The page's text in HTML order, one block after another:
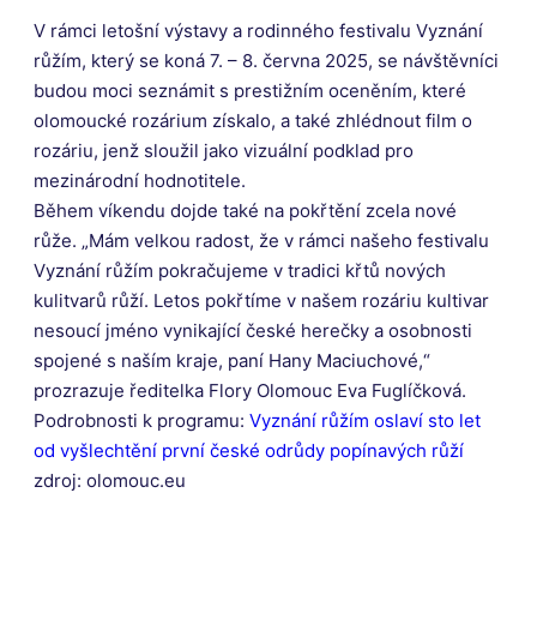
V rámci letošní výstavy a rodinného festivalu Vyznání
růžím, který se koná 7. – 8. června 2025, se návštěvníci
budou moci seznámit s prestižním oceněním, které
olomoucké rozárium získalo, a také zhlédnout film o
rozáriu, jenž sloužil jako vizuální podklad pro
mezinárodní hodnotitele.
Během víkendu dojde také na pokřtění zcela nové
růže. „Mám velkou radost, že v rámci našeho festivalu
Vyznání růžím pokračujeme v tradici křtů nových
kulitvarů růží. Letos pokřtíme v našem rozáriu kultivar
nesoucí jméno vynikající české herečky a osobnosti
spojené s naším kraje, paní Hany Maciuchové,“
prozrazuje ředitelka Flory Olomouc Eva Fuglíčková.
Podrobnosti k programu: Vyznání růžím oslaví sto let
od vyšlechtění první české odrůdy popínavých růží
zdroj: olomouc.eu